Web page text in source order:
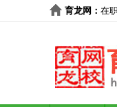
育龙网 ： 在